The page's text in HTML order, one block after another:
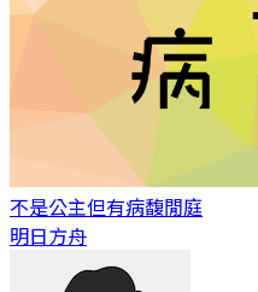
不是公主但有病馥閒庭
明日方舟